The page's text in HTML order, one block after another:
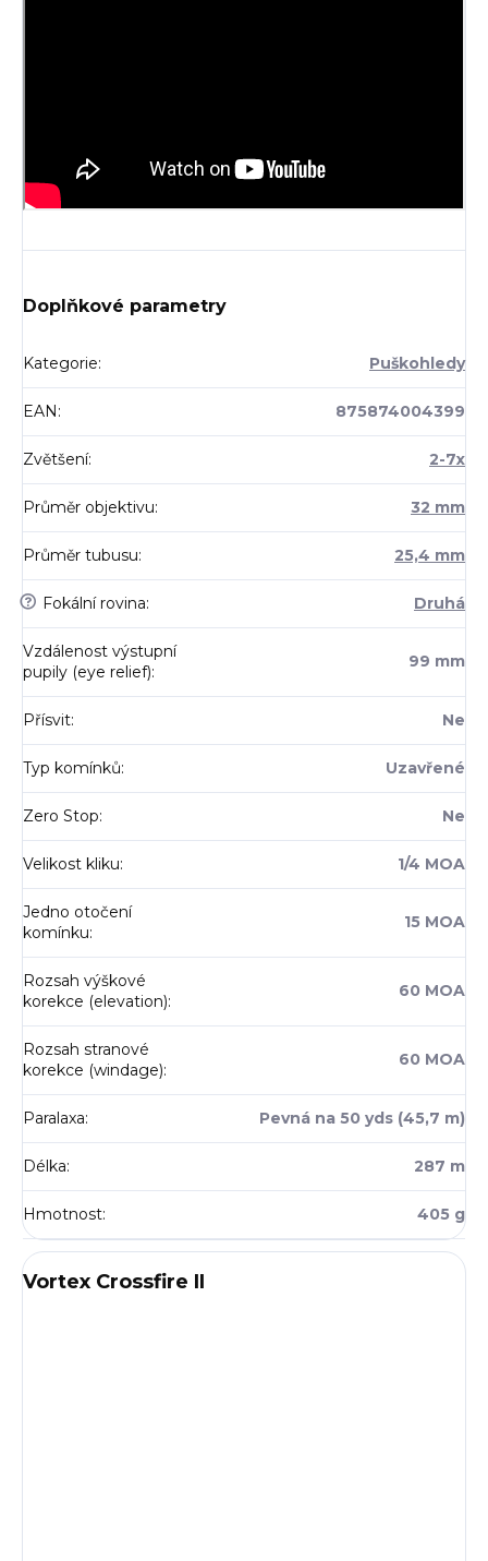
Doplňkové parametry
Kategorie: Puškohledy
EAN: 875874004399
Zvětšení: 2-7x
Průměr objektivu: 32 mm
Průměr tubusu: 25,4 mm
? Fokální rovina: Druhá
Vzdálenost výstupní
pupily (eye relief):
99 mm
Přísvit: Ne
Typ komínků: Uzavřené
Zero Stop: Ne
Velikost kliku: 1/4 MOA
Jedno otočení
komínku:
15 MOA
Rozsah výškové
korekce (elevation):
60 MOA
Rozsah stranové
korekce (windage):
60 MOA
Paralaxa: Pevná na 50 yds (45,7 m)
Délka: 287 m
Hmotnost: 405 g
Vortex Crossfire II